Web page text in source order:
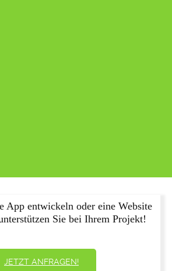
App entwickeln oder eine Website
Sie bei Ihrem Projekt!
JETZT ANFRAGEN!